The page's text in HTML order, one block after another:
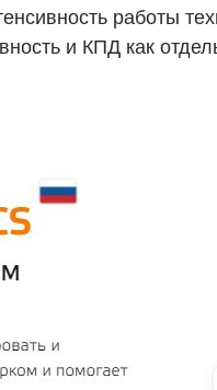
работы
и КПД как